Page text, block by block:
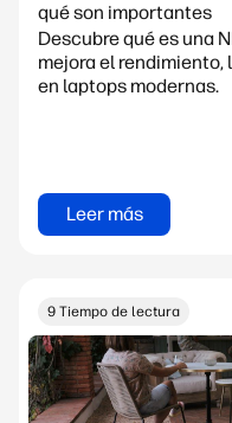
qué son importantes
Descubre qué es una
mejora el rendimiento,
en laptops modernas.
Leer más
9 Tiempo de lectura